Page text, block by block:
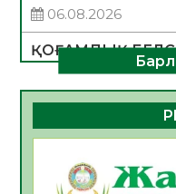
06.08.2026
ҚОҒАМДЫҚ
ДАМУЫНЫҢ
06.08.2026
ҚҰРЫЛТАЙ
БАСТАР
06.08.2026